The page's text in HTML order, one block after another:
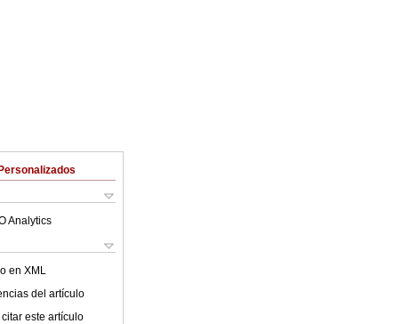
Analytics
en XML
del artículo
este artículo